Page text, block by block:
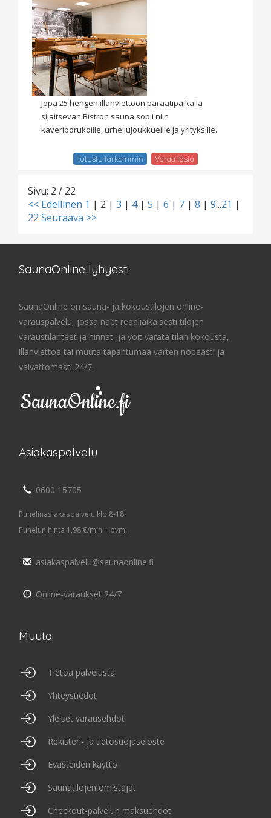
Jopa 25 hengen illanviettoon paraatipaikalla
sijaitsevan Bistron sauna sopii niin
kaveriporukoille, urheilujoukkueille ja yrityksille.
Tutustu tarkemmin Varaa tästä
Sivu: 2 / 22
<< Edellinen 1 | 2 | 3 | 4| 5 | 6 | 7 | 8 | 9...21 |
22 Seuraava >>
SaunaOnline lyhyesti
SaunaOnline on sauna- ja kokoustilojen online-
varauspalvelu, jossa näet reaaliaikaisesti tilojen
varaustilanteet ja hinnat, ja voit varata tilan kokousta,
illanviettoa tai muuta tapahtumaa varten nopeasti ja
vaivattomasti 24/7.
Asiakaspalvelu
0600 15705
Puhelinasiakaspalvelu klo 8-18
Puhelun hinta 1,98 €/min + pvm.
asiakaspalvelu@saunaonline.fi
Online-varaukset 24/7
Muuta
Tietoa palvelusta
Yhteystiedot
Yleiset varausehdot
Rekisteri- ja tietosuojaseloste
Evästeiden käyttö
Saunatilojen omistajat
Checkout-palvelun maksuehdot